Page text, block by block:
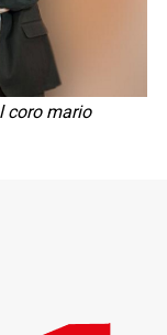
coro mario